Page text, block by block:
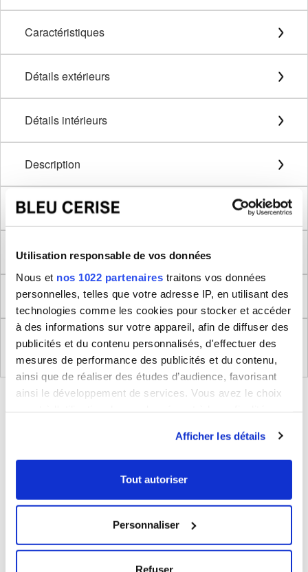
Utilisation responsable de vos données
Nous et nos 1022 partenaires traitons vos données
personnelles, telles que votre adresse IP, en utilisant des
technologies comme les cookies pour stocker et accéder
à des informations sur votre appareil, afin de diffuser des
publicités et du contenu personnalisés, d'effectuer des
mesures de performance des publicités et du contenu,
ainsi que de réaliser des études d’audience, favorisant
ainsi le développement de services. Vous avez le choix
tout moment en consultant la Déclaration relative aux
cookies ou en cliquant sur l'icône de confidentialité.
Collecter des informations sur votre localisation
géographique qui peuvent être précises à plusieurs
mètres près
Afficher les détails
Tout autoriser
Personnaliser
Refuser
Caractéristiques
Détails extérieurs
Détails intérieurs
Description
Méthode de mesure
Dimensions produit
Retour
Règlement (UE) 2023/988 relatifs à la Sécurité
Générale des Produits
BLEUCERISE VOUS CONSEILLE
Sac homme bandoulière Degré